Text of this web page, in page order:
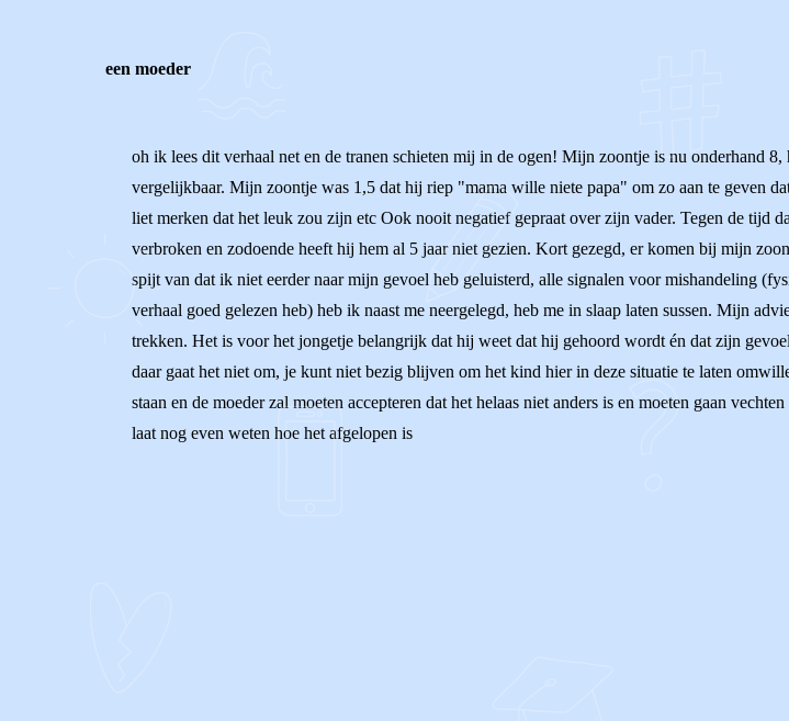
een moeder
oh ik lees dit verhaal net en de tranen schieten mij in de ogen! Mijn zoontje is nu onderhand
vergelijkbaar. Mijn zoontje was 1,5 dat hij riep "mama wille niete papa" om zo aan te geven
liet merken dat het leuk zou zijn etc Ook nooit negatief gepraat over zijn vader. Tegen de tijd
verbroken en zodoende heeft hij hem al 5 jaar niet gezien. Kort gezegd, er komen bij mijn
spijt van dat ik niet eerder naar mijn gevoel heb geluisterd, alle signalen voor mishandeling
verhaal goed gelezen heb) heb ik naast me neergelegd, heb me in slaap laten sussen. Mijn
trekken. Het is voor het jongetje belangrijk dat hij weet dat hij gehoord wordt én dat zijn
daar gaat het niet om, je kunt niet bezig blijven om het kind hier in deze situatie te laten
staan en de moeder zal moeten accepteren dat het helaas niet anders is en moeten gaan
laat nog even weten hoe het afgelopen is